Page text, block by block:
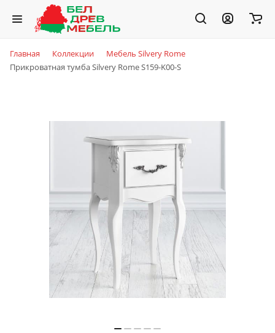
Главная Коллекции
Мебель Silvery Rome
Прикроватная тумба Silvery Rome S159-K00-S